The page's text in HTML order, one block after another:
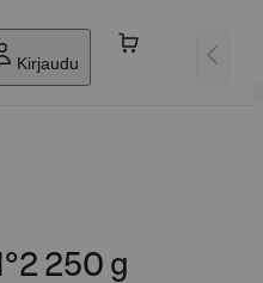
Kirjaudu
250 g